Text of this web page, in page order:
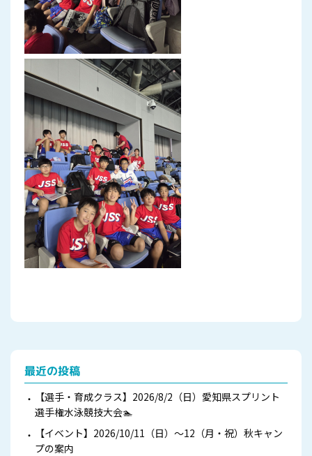
最近の投稿
【選手・育成クラス】2026/8/2（日）愛知県スプリント
選手権水泳競技大会🏊
【イベント】2026/10/11（日）～12（月・祝）秋キャン
プの案内